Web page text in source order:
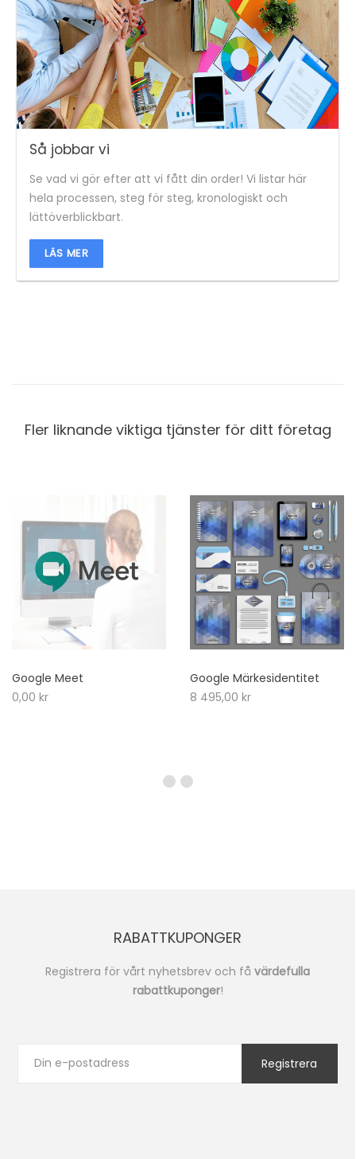
Så jobbar vi
Se vad vi gör efter att vi fått din order! Vi listar här
hela processen, steg för steg, kronologiskt och
lättöverblickbart.
LÄS MER
Fler liknande viktiga tjänster för ditt företag
Google Meet
0,00 kr
Google Märkesidentitet
8 495,00 kr
RABATTKUPONGER
Registrera för vårt nyhetsbrev och få värdefulla
rabattkuponger!